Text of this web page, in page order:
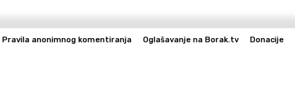
Pravila anonimnog komentiranja Oglašavanje na Borak.tv Donacije